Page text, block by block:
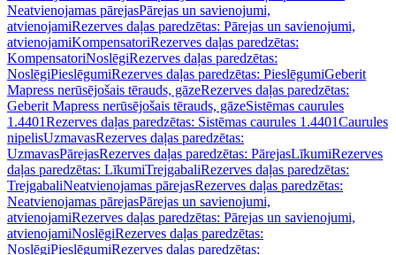
Neatvienojamas pārejasPārejas un savienojumi,
atvienojamiRezerves daļas paredzētas: Pārejas un savienojumi,
atvienojamiKompensatoriRezerves daļas paredzētas:
KompensatoriNoslēgiRezerves daļas paredzētas:
NoslēgiPieslēgumiRezerves daļas paredzētas: PieslēgumiGeberit
Mapress nerūsējošais tērauds, gāzeRezerves daļas paredzētas:
Geberit Mapress nerūsējošais tērauds, gāzeSistēmas caurules
1.4401Rezerves daļas paredzētas: Sistēmas caurules 1.4401Caurules
nipelisUzmavasRezerves daļas paredzētas:
UzmavasPārejasRezerves daļas paredzētas: PārejasLīkumiRezerves
daļas paredzētas: LīkumiTrejgabaliRezerves daļas paredzētas:
TrejgabaliNeatvienojamas pārejasRezerves daļas paredzētas:
Neatvienojamas pārejasPārejas un savienojumi,
atvienojamiRezerves daļas paredzētas: Pārejas un savienojumi,
atvienojamiNoslēgiRezerves daļas paredzētas:
NoslēgiPieslēgumiRezerves daļas paredzētas: